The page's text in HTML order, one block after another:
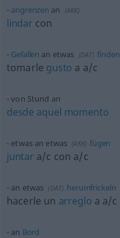
angrenzen an (AKK)
lindar con
Gefallen an etwas (DAT) finden
tomarle gusto a a/c
von Stund an
desde aquel momento
etwasan etwas (AKK) fügen
juntar a/c con a/c
an etwas (DAT) herumfrickeln
hacerle un arreglo a a/c
an Bord